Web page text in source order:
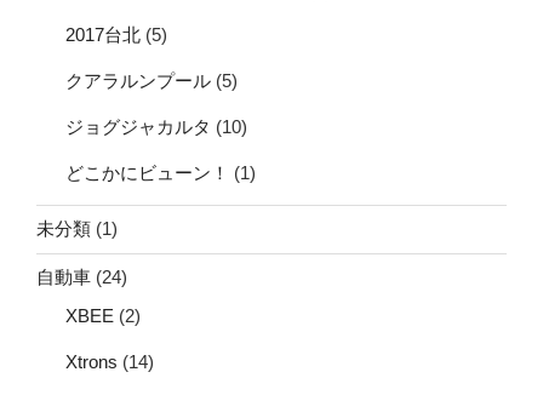
2017台北 (5)
クアラルンプール (5)
ジョグジャカルタ (10)
どこかにビューン！ (1)
未分類 (1)
自動車 (24)
XBEE (2)
Xtrons (14)